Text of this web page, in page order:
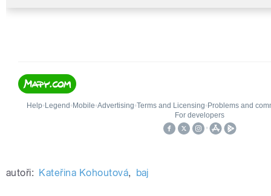
autoři: Kateřina Kohoutová, baj